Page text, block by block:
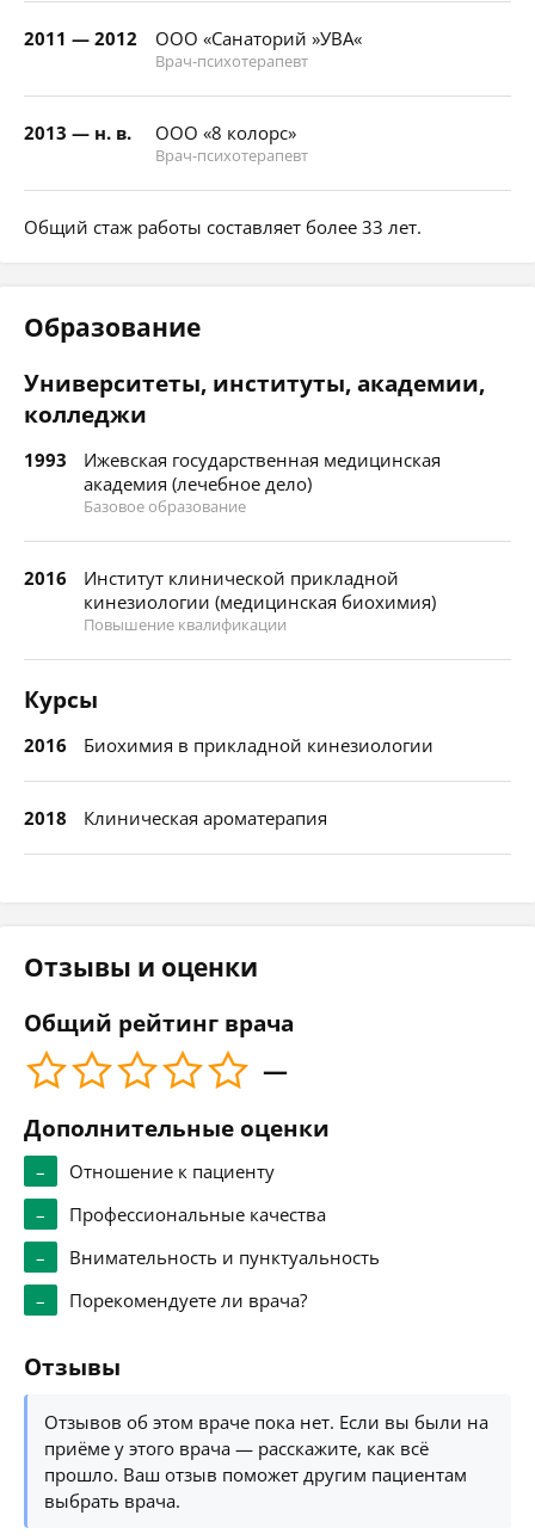
2011 — 2012 ООО «Санаторий »УВА«
Врач-психотерапевт
2013 — н. в. ООО «8 колорс»
Врач-психотерапевт
Общий стаж работы составляет более 33 лет.
Образование
Университеты, институты, академии,
колледжи
1993
Ижевская государственная медицинская
академия (лечебное дело)
Базовое образование
2016
Институт клинической прикладной
кинезиологии (медицинская биохимия)
Повышение квалификации
Курсы
2016 Биохимия в прикладной кинезиологии
2018 Клиническая ароматерапия
Отзывы и оценки
Общий рейтинг врача
—
Дополнительные оценки
–
Отношение к пациенту
–
Профессиональные качества
–
Внимательность и пунктуальность
–
Порекомендуете ли врача?
Отзывы
Отзывов об этом враче пока нет. Если вы были на
приёме у этого врача — расскажите, как всё
прошло. Ваш отзыв поможет другим пациентам
выбрать врача.